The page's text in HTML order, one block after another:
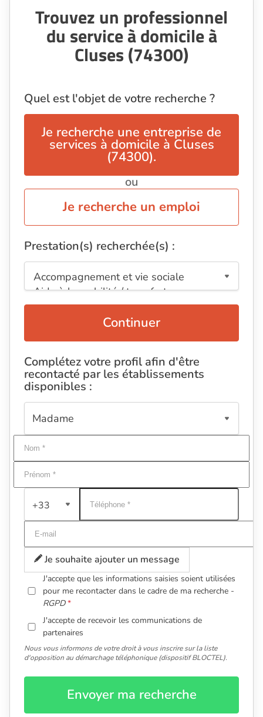
Trouvez un professionnel
du service à domicile à
Cluses (74300)
Quel est l'objet de votre recherche ?
Je recherche une entreprise de
services à domicile à Cluses
(74300).
ou
Je recherche un emploi
Prestation(s) recherchée(s) :
Continuer
Complétez votre profil afin d'être
recontacté par les établissements
disponibles :
+33
Je souhaite ajouter un message
J'accepte que les informations saisies soient utilisées
pour me recontacter dans le cadre de ma recherche -
RGPD
J'accepte de recevoir les communications de
partenaires
Nous vous informons de votre droit à vous inscrire sur la liste
d'opposition au démarchage téléphonique (dispositif BLOCTEL).
Envoyer ma recherche